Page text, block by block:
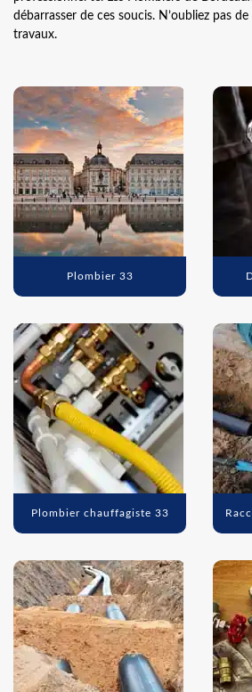
débarrasser de ces soucis. N’oubliez pas
travaux.
Plombier 33
Plombier chauffagiste 33